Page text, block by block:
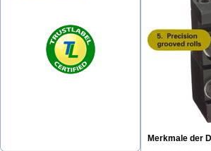
Merkmale der